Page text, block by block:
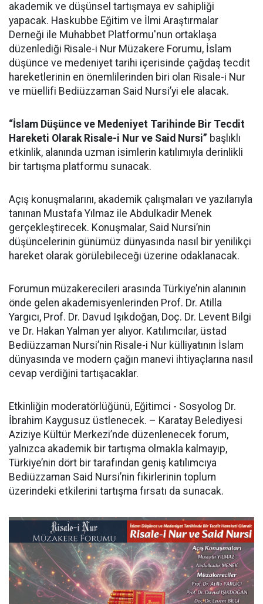
akademik ve düşünsel tartışmaya ev sahipliği
yapacak. Haskubbe Eğitim ve İlmi Araştırmalar
Derneği ile Muhabbet Platformu'nun ortaklaşa
düzenlediği Risale-i Nur Müzakere Forumu, İslam
düşünce ve medeniyet tarihi içerisinde çağdaş tecdit
hareketlerinin en önemlilerinden biri olan Risale-i Nur
ve müellifi Bediüzzaman Said Nursi’yi ele alacak.
“İslam Düşünce ve Medeniyet Tarihinde Bir Tecdit
Hareketi Olarak Risale-i Nur ve Said Nursi” başlıklı
etkinlik, alanında uzman isimlerin katılımıyla derinlikli
bir tartışma platformu sunacak.
Açış konuşmalarını, akademik çalışmaları ve yazılarıyla
tanınan Mustafa Yılmaz ile Abdulkadir Menek
gerçekleştirecek. Konuşmalar, Said Nursi’nin
düşüncelerinin günümüz dünyasında nasıl bir yenilikçi
hareket olarak görülebileceği üzerine odaklanacak.
Forumun müzakerecileri arasında Türkiye’nin alanının
önde gelen akademisyenlerinden Prof. Dr. Atilla
Yargıcı, Prof. Dr. Davud Işıkdoğan, Doç. Dr. Levent Bilgi
ve Dr. Hakan Yalman yer alıyor. Katılımcılar, üstad
Bediüzzaman Nursi’nin Risale-i Nur külliyatının İslam
dünyasında ve modern çağın manevi ihtiyaçlarına nasıl
cevap verdiğini tartışacaklar.
Etkinliğin moderatörlüğünü, Eğitimci - Sosyolog Dr.
İbrahim Kaygusuz üstlenecek. – Karatay Belediyesi
Aziziye Kültür Merkezi’nde düzenlenecek forum,
yalnızca akademik bir tartışma olmakla kalmayıp,
Türkiye’nin dört bir tarafından geniş katılımcıya
Bediüzzaman Said Nursi’nin fikirlerinin toplum
üzerindeki etkilerini tartışma fırsatı da sunacak.